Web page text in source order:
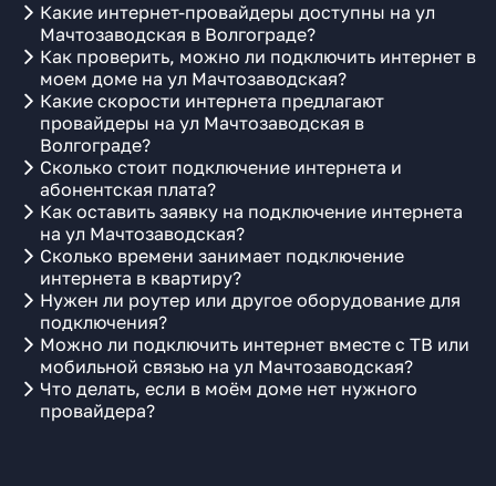
Какие интернет-провайдеры доступны на ул
Мачтозаводская в Волгограде?
Как проверить, можно ли подключить интернет в
моем доме на ул Мачтозаводская?
Какие скорости интернета предлагают
провайдеры на ул Мачтозаводская в
Волгограде?
Сколько стоит подключение интернета и
абонентская плата?
Как оставить заявку на подключение интернета
на ул Мачтозаводская?
Сколько времени занимает подключение
интернета в квартиру?
Нужен ли роутер или другое оборудование для
подключения?
Можно ли подключить интернет вместе с ТВ или
мобильной связью на ул Мачтозаводская?
Что делать, если в моём доме нет нужного
провайдера?